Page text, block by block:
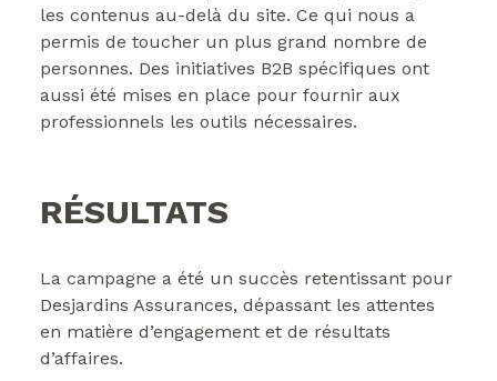
les contenus au-delà du site. Ce qui nous a
permis de toucher un plus grand nombre de
personnes. Des initiatives B2B spécifiques ont
aussi été mises en place pour fournir aux
professionnels les outils nécessaires.
RÉSULTATS
La campagne a été un succès retentissant pour
Desjardins Assurances, dépassant les attentes
en matière d’engagement et de résultats
d’affaires.